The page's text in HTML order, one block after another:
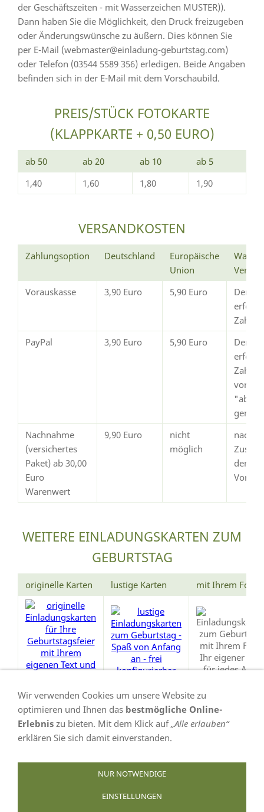
der Geschäftszeiten - mit Wasserzeichen MUSTER)).
Dann haben Sie die Möglichkeit, den Druck freizugeben
oder Änderungswünsche zu äußern. Dies können Sie
per E-Mail (webmaster@einladung-geburtstag.com)
oder Telefon (03544 5589 356) erledigen. Beide Angaben
befinden sich in der E-Mail mit dem Vorschaubild.
PREIS/STÜCK FOTOKARTE
(KLAPPKARTE + 0,50 EURO)
ab 50 ab 20 ab 10
ab 5
1,40
1,60 1,80 1,90
VERSANDKOSTEN
Zahlungsoption Deutschland
Europäische
Union
Wann
Vorauskasse
3,90 Euro 5,90 Euro
Der
erfolgt
PayPal
3,90 Euro 5,90 Euro
Der
von
Nachnahme
(versichertes
Paket) ab 30,00
Euro
Warenwert
9,90 Euro
nicht
möglich
nach
dem
WEITERE EINLADUNGSKARTEN ZUM
GEBURTSTAG
originelle Karten lustige Karten mit Ihrem Foto
Wir verwenden Cookies um unsere Website zu
optimieren und Ihnen das bestmögliche Online-
Erlebnis zu bieten. Mit dem Klick auf„Alle erlauben“
erklären Sie sich damit einverstanden.
NUR NOTWENDIGE
EINSTELLUNGEN